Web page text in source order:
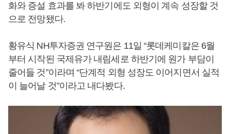
화와 증설 효과를 봐 하반기에도 외형이 계속 성장할 것
으로 전망됐다.
황유식 NH투자증권 연구원은 11일 “롯데케미칼은 6월
부터 시작된 국제유가 내림세로 하반기에 원가 부담이
줄어들 것”이라며 “단계적 외형 성장도 이어지면서 실적
이 늘어날 것”이라고 내다봤다.